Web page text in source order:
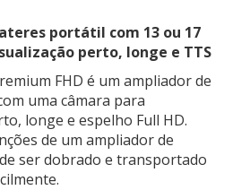
portátil com 13 ou 17
perto, longe e TTS
FHD é um ampliador de
uma câmara para
longe e espelho Full HD.
de um ampliador de
ser dobrado e transportado